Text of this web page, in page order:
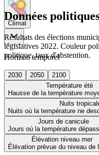
Climat
Horizon temporel
2030 2050
2100
Température été
Hausse de la température
Nuits
Nuits où la température ne
Jours de canicule
Jours où la température
Élévation niveau mer
Élévation prévue du niveau de
Données
Résultats des élections
législatives 2022. Couleur
politique, taux d'abstention.